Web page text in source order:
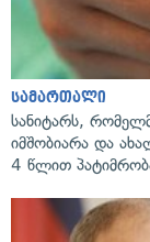
სამართალი
სანიტარს,
იმშობიარა და
4 წლით